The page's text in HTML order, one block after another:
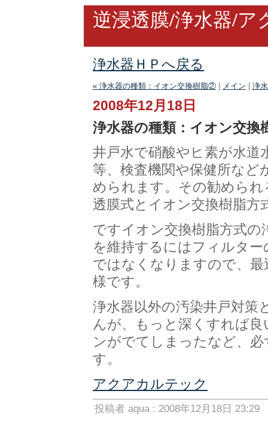
逆浸透膜/浄水器/
浄水器ＨＰへ戻る
« 浄水器の種類：イオン交換樹脂② メイン 浄
2008年12月18日
浄水器の種類：イオン交
井戸水で硝酸やヒ素が水道
等、検査機関や保健所など
められます。その勧めら
透膜式とイオン交換樹脂方
ですイオン交換樹脂方式の
を維持するにはフィルタ
ではなくなりますので、
様です。
浄水器以外の汚染井戸対策
んが、もっと深くすれば
ンがでてしまったなど、
す。
アクアカルテック
投稿者 aqua : 2008年12月18日 23:29